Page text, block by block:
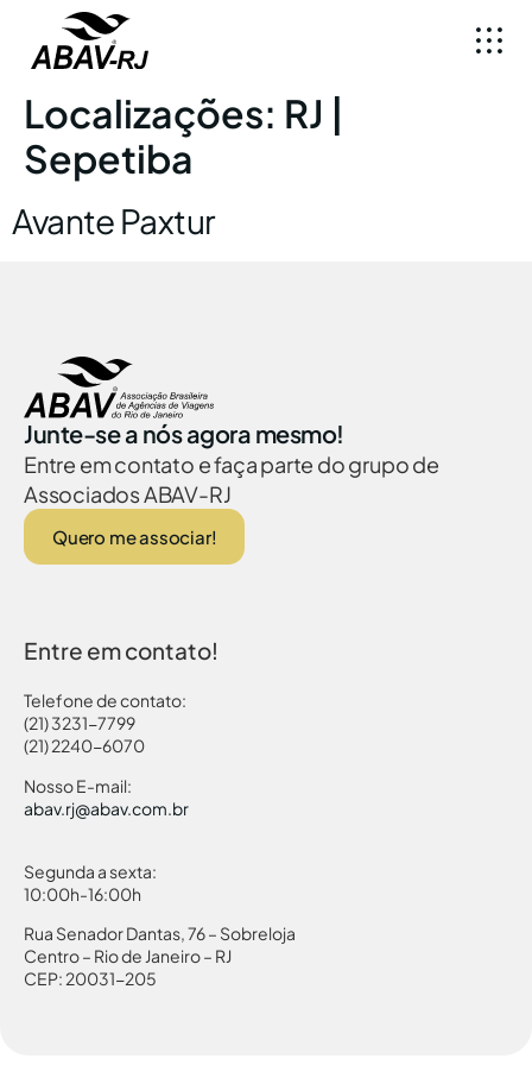
Localizações: RJ |
Sepetiba
Avante Paxtur
Junte-se a nós agora mesmo!
Entre em contato e faça parte do grupo de
Associados ABAV-RJ
Quero me associar!
Entre em contato!
Telefone de contato:
(21) 3231-7799
(21) 2240-6070
Nosso E-mail:
abav.rj@abav.com.br
Segunda a sexta:
10:00h-16:00h
Rua Senador Dantas, 76 – Sobreloja
Centro – Rio de Janeiro – RJ
CEP: 20031-205